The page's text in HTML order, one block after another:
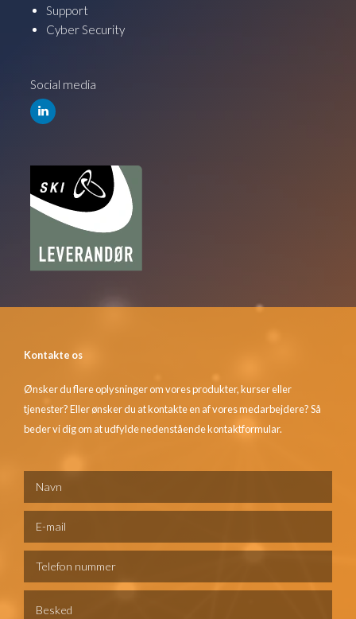
Support
Cyber Security
Social media
Kontakte os
Ønsker du flere oplysninger om vores produkter, kurser eller
tjenester? Eller ønsker du at kontakte en af vores medarbejdere? Så
beder vi dig om at udfylde nedenstående kontaktformular.